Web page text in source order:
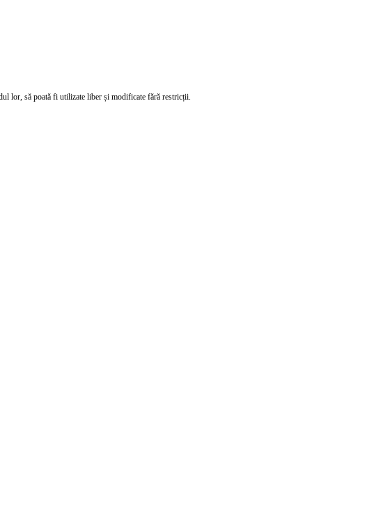
lor, să poată fi utilizate liber și modificate fără restricții.